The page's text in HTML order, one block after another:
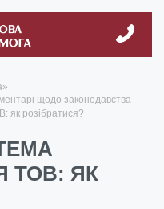
щодо законодавства
як розібратися?
ТОВ: ЯК